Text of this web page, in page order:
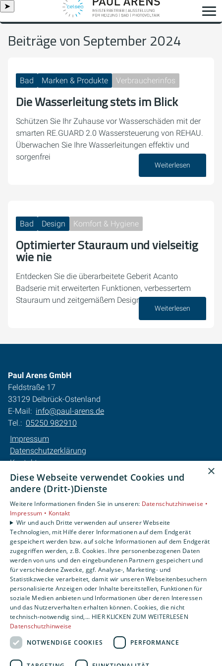
➤
Beiträge von September 2024
Bad Marken & Produkte Verbraucherinfos
Die Wasserleitung stets im Blick
Schützen Sie Ihr Zuhause vor Wasserschäden mit der
smarten RE.GUARD 2.0 Wassersteuerung von REHAU.
Überwachen Sie Ihre Wasserleitungen effektiv und
sorgenfrei
Weiterlesen
Bad Design Komfort & Hygiene
Optimierter Stauraum und vielseitig
wie nie
Entdecken Sie die überarbeitete Geberit Acanto
Badserie mit erweiterten Funktionen, verbessertem
Stauraum und zeitgemäßem Design.
Weiterlesen
Paul Arens GmbH
Feldstraße 17
33129 Delbrück-Ostenland
E-Mail: info@paul-arens.de
Tel.: 05250 982910
Impressum
Datenschutzerklärung
Kontakt
Barrierefreiheitserklärung
Privatkunden
Karriere
Unternehmen
Kontakt
×
Diese Webseite verwendet Cookies und
andere (Dritt-)Dienste
Weitere Informationen finden Sie in unseren: Datenschutzhinweise •
Impressum • Kontakt
Wir und auch Dritte verwenden auf unserer Webseite
Technologien, mit Hilfe derer Informationen auf dem Endgerät
gespeichert werden bzw. auf solche Informationen auf dem Endgerät
zugegriffen werden, z.B. Cookies. Ihre personenbezogenen Daten
werden von uns und den eingebundenen Partnern gespeichert und
für verschiedene Zwecke, ggf. Analyse-, Marketing- und
Statistikzwecke verarbeitet, damit wir unseren Webseitenbesuchern
personalisierte Anzeigen oder Inhalte bereitstellen, Funktionen für
soziale Medien anbieten und Informationen über deren Interessen
und das Nutzerverhalten erhalten können. Cookies, die nicht
technisch-notwendig sind,... HIER KLICKEN ZUM WEITERLESEN
Datenschutzhinweise
NOTWENDIGE COOKIES
PERFORMANCE